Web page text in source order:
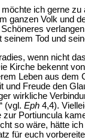
ich gerne
ganzen Volk und
Tod und
wenn nicht
Kirche bekennt
Leben aus dem
und Freude den
wirkliche
(vgl. Eph 4,4).
zur Portiuncula
so wäre, hätte
für euch